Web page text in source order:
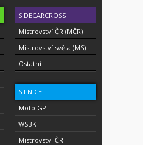
SIDECARCROSS
Mistrovství ČR (MČR)
Mistrovství světa (MS)
Ostatní
SILNICE
Moto GP
WSBK
Mistrovství ČR